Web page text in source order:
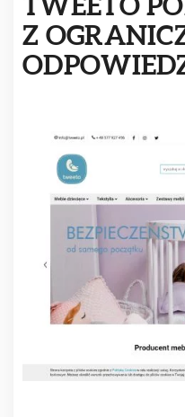
TWEETO
Z